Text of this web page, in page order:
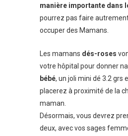
manière importante dans
pourrez pas faire
occuper des Mamans.
Les mamans dés-roses
votre hôpital pour donner
bébé, un joli mini dé 3.2 grs
placerez à proximité de la
maman.
Désormais, vous devrez
deux, avec vos sages